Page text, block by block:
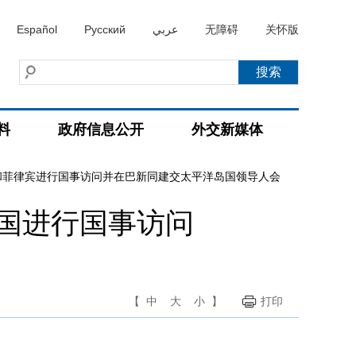
Español Русский عربي 无障碍 关怀版
政府信息公开 外交新媒体
律宾进行国事访问并在巴新同建交太平洋岛国领导人会
进行国事访问
【 中 大 小 】 打印